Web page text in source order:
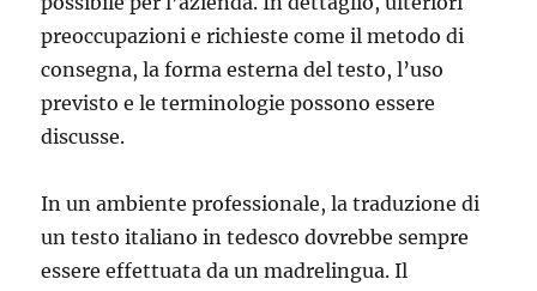
preoccupazioni e richieste come il metodo di
consegna, la forma esterna del testo, l’uso
previsto e le terminologie possono essere
discusse.
In un ambiente professionale, la traduzione di
un testo italiano in tedesco dovrebbe sempre
essere effettuata da un madrelingua. Il